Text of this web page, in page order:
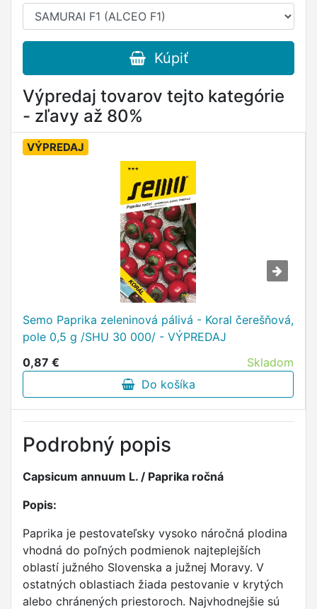
Kúpiť
Výpredaj tovarov tejto kategórie
- zľavy až 80%
VÝPREDAJ
Semo Paprika zeleninová pálivá - Koral čerešňová,
pole 0,5 g /SHU 30 000/ - VÝPREDAJ
0,87 €
Skladom
Do košíka
Podrobný popis
Capsicum annuum L. / Paprika ročná
Popis:
Paprika je pestovateľsky vysoko náročná plodina
vhodná do poľných podmienok najteplejších
oblastí južného Slovenska a južnej Moravy. V
ostatných oblastiach žiada pestovanie v krytých
alebo chránených priestoroch. Najvhodnejšie sú